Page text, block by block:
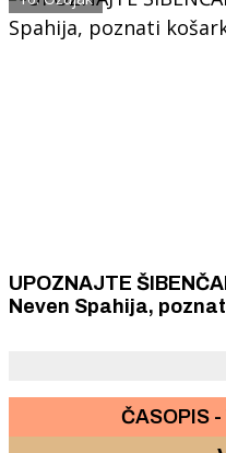
UPOZNAJTE
Neven Spahija,
ČASOPIS -